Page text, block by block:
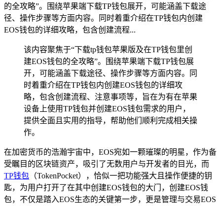
的全攻略”。围绕苹果端下载TP钱包展开，可能涵盖下载途
径、操作步骤等方面内容。同时着重介绍在TP钱包内创建
EOS钱包的详细攻略，包含创建流程...
该内容聚焦于“下载tp钱包苹果版及在TP钱包里创
建EOS钱包的全攻略”。围绕苹果端下载TP钱包展
开，可能涵盖下载途径、操作步骤等方面内容。同
时着重介绍在TP钱包内创建EOS钱包的详细攻
略，包含创建流程、注意事项等，旨在为有在苹果
设备上使用TP钱包并创建EOS钱包需求的用户，
提供全面且实用的指导，帮助他们顺利完成相关操
作。
在加密货币的浩瀚宇宙中，EOS宛如一颗璀璨的明星，作为备
受瞩目的区块链资产，吸引了无数用户与开发者的目光，而
TP钱包 （TokenPocket），恰似一把功能强大且操作便捷的钥
匙，为用户打开了在其中创建EOS钱包的大门，创建EOS钱
包，不仅是踏入EOS生态的关键第一步，更是管理与交易EOS